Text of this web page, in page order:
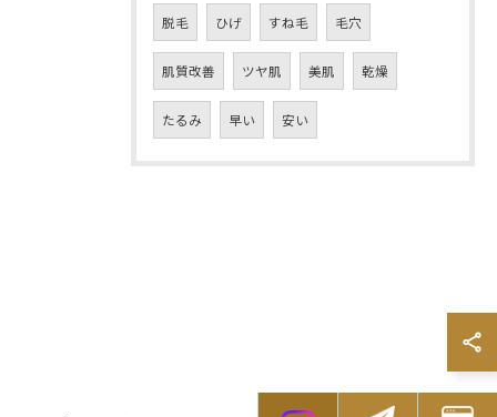
脱毛 ひげ すね毛 毛穴
肌質改善 ツヤ肌 美肌 乾燥
たるみ 早い 安い